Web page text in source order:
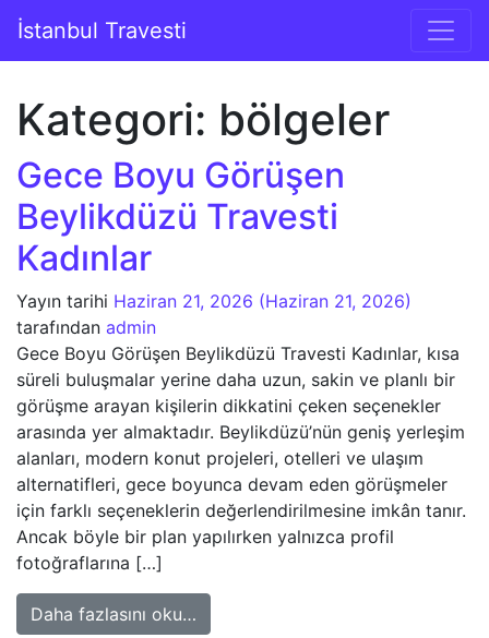
İçeriğe geç
Ana gezinti
İstanbul Travesti
Kategori: bölgeler
Gece Boyu Görüşen
Beylikdüzü Travesti
Kadınlar
Yayın tarihi Haziran 21, 2026 (Haziran 21, 2026)
tarafından admin
Gece Boyu Görüşen Beylikdüzü Travesti Kadınlar, kısa
süreli buluşmalar yerine daha uzun, sakin ve planlı bir
görüşme arayan kişilerin dikkatini çeken seçenekler
arasında yer almaktadır. Beylikdüzü’nün geniş yerleşim
alanları, modern konut projeleri, otelleri ve ulaşım
alternatifleri, gece boyunca devam eden görüşmeler
için farklı seçeneklerin değerlendirilmesine imkân tanır.
Ancak böyle bir plan yapılırken yalnızca profil
fotoğraflarına […]
Daha fazlasını oku…